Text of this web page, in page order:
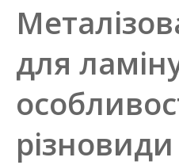
для
різновиди